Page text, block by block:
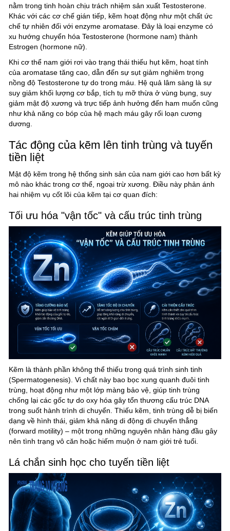
nằm trong tinh hoàn chịu trách nhiệm sản xuất Testosterone.
Khác với các cơ chế gián tiếp, kẽm hoạt động như một chất ức
chế tự nhiên đối với enzyme aromatase. Đây là loại enzyme có
xu hướng chuyển hóa Testosterone (hormone nam) thành
Estrogen (hormone nữ).
Khi cơ thể nam giới rơi vào trạng thái thiếu hụt kẽm, hoạt tính
của aromatase tăng cao, dẫn đến sự sụt giảm nghiêm trọng
nồng độ Testosterone tự do trong máu. Hệ quả lâm sàng là sự
suy giảm khối lượng cơ bắp, tích tụ mỡ thừa ở vùng bụng, suy
giảm mật độ xương và trực tiếp ảnh hưởng đến ham muốn cũng
như khả năng co bóp của hệ mạch máu gây rối loạn cương
dương.
Tác động của kẽm lên tinh trùng và tuyến
tiền liệt
Mật độ kẽm trong hệ thống sinh sản của nam giới cao hơn bất kỳ
mô nào khác trong cơ thể, ngoại trừ xương. Điều này phản ánh
hai nhiệm vụ cốt lõi của kẽm tại cơ quan đích:
Tối ưu hóa "vận tốc" và cấu trúc tinh trùng
Kẽm là thành phần không thể thiếu trong quá trình sinh tinh
(Spermatogenesis). Vi chất này bao bọc xung quanh đuôi tinh
trùng, hoạt động như một lớp màng bảo vệ, giúp tinh trùng
chống lại các gốc tự do oxy hóa gây tổn thương cấu trúc DNA
trong suốt hành trình di chuyển. Thiếu kẽm, tinh trùng dễ bị biến
dạng về hình thái, giảm khả năng di động di chuyển thẳng
(forward motility) – một trong những nguyên nhân hàng đầu gây
nên tình trạng vô căn hoặc hiếm muộn ở nam giới trẻ tuổi.
Lá chắn sinh học cho tuyến tiền liệt